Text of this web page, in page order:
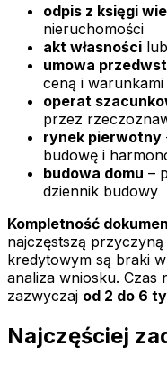
odpis z księgi
nieruchomości
akt własności
umowa
ceną i warunkami
operat
przez
rynek pierwotny
budowę i
budowa domu –
dziennik budowy
Kompletność
najczęstszą
kredytowym są braki
analiza wniosku.
zazwyczaj od 2 do 6
Najczęściej